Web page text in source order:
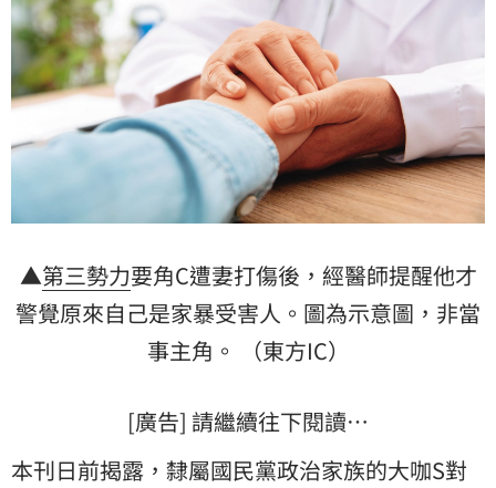
▲第三勢力要角C遭妻打傷後，經醫師提醒他才
警覺原來自己是家暴受害人。圖為示意圖，非當
事主角。 （東方IC）
[廣告] 請繼續往下閱讀…
本刊日前揭露，隸屬國民黨政治家族的大咖S對